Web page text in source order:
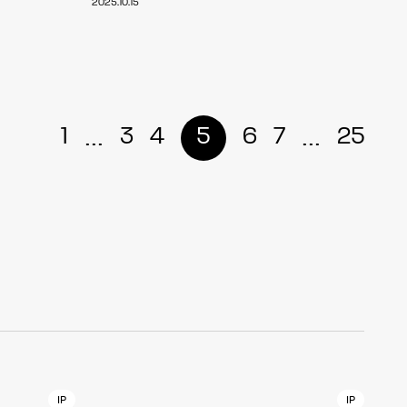
2025.10.15
1 ... 3 4 5 6 7 ... 25
IP IP